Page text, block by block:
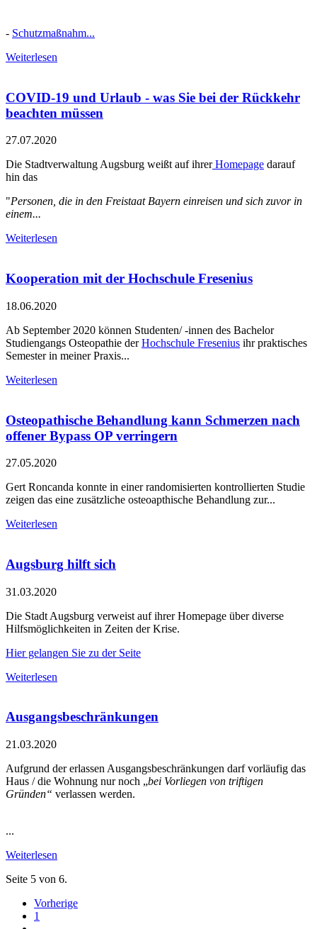
- Schutzmaßnahm...
Weiterlesen
COVID-19 und Urlaub - was Sie bei der Rückkehr
beachten müssen
27.07.2020
Die Stadtverwaltung Augsburg weißt auf ihrerHomepage darauf
hin das
"Personen, die in den Freistaat Bayern einreisen und sich zuvor in
einem...
Weiterlesen
Kooperation mit der Hochschule Fresenius
18.06.2020
Ab September 2020 können Studenten/ -innen des Bachelor
Studiengangs Osteopathie derHochschule Fresenius ihr praktisches
Semester in meiner Praxis...
Weiterlesen
Osteopathische Behandlung kann Schmerzen nach
offener Bypass OP verringern
27.05.2020
Gert Roncanda konnte in einer randomisierten kontrollierten Studie
zeigen das eine zusätzliche osteoapthische Behandlung zur...
Weiterlesen
Augsburg hilft sich
31.03.2020
Die Stadt Augsburg verweist auf ihrer Homepage über diverse
Hilfsmöglichkeiten in Zeiten der Krise.
Hier gelangen Sie zu der Seite
Weiterlesen
Ausgangsbeschränkungen
21.03.2020
Aufgrund der erlassen Ausgangsbeschränkungen darf vorläufig das
Haus / die Wohnung nur noch „bei Vorliegen von triftigen
Gründen“ verlassen werden.
...
Weiterlesen
Seite 5 von 6.
Vorherige
1